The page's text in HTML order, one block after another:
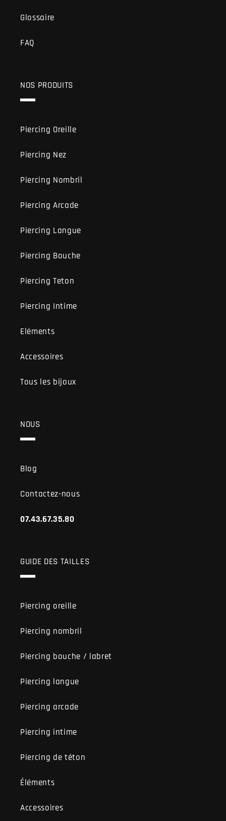
Glossaire
FAQ
NOS PRODUITS
Piercing Oreille
Piercing Nez
Piercing Nombril
Piercing Arcade
Piercing Langue
Piercing Bouche
Piercing Teton
Piercing Intime
Eléments
Accessoires
Tous les bijoux
NOUS
Blog
Contactez-nous
07.43.67.35.80
GUIDE DES TAILLES
Piercing oreille
Piercing nombril
Piercing bouche / labret
Piercing langue
Piercing arcade
Piercing intime
Piercing de téton
Éléments
Accessoires